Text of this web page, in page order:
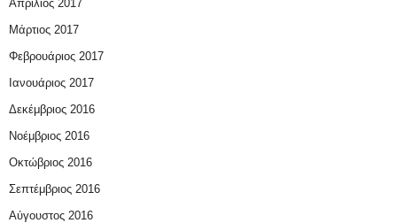
Απρίλιος 2017
Μάρτιος 2017
Φεβρουάριος 2017
Ιανουάριος 2017
Δεκέμβριος 2016
Νοέμβριος 2016
Οκτώβριος 2016
Σεπτέμβριος 2016
Αύγουστος 2016